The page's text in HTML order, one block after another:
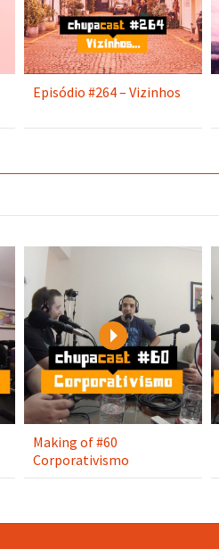
Episódio #264 – Vizinhos
Play
Making of #60
Corporativismo